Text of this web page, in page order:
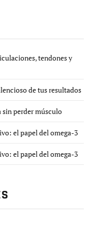
tendones y
de tus resultados
perder músculo
el papel del omega-3
el papel del omega-3